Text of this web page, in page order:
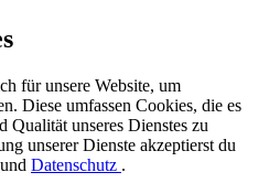
für unsere Website, um
Diese umfassen Cookies, die es
Qualität unseres Dienstes zu
unserer Dienste akzeptierst du
und Datenschutz .